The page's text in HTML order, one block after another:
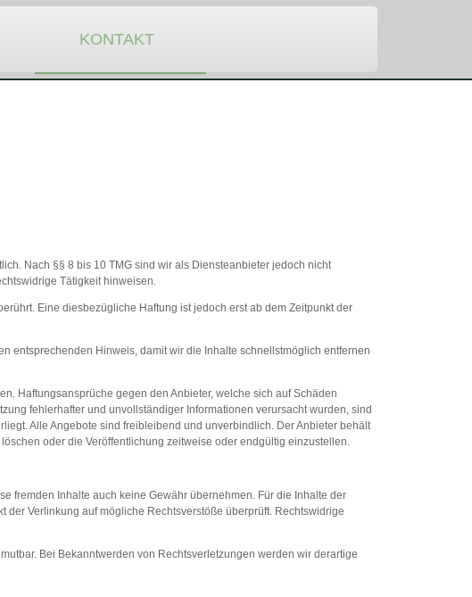
KONTAKT
Nach §§ 8 bis 10 TMG sind wir als Diensteanbieter jedoch nicht
Tätigkeit hinweisen.
Eine diesbezügliche Haftung ist jedoch erst ab dem Zeitpunkt der
entsprechenden Hinweis, damit wir die Inhalte schnellstmöglich entfernen
Haftungsansprüche gegen den Anbieter, welche sich auf Schäden
fehlerhafter und unvollständiger Informationen verursacht wurden, sind
Alle Angebote sind freibleibend und unverbindlich. Der Anbieter behält
oder die Veröffentlichung zeitweise oder endgültig einzustellen.
fremden Inhalte auch keine Gewähr übernehmen. Für die Inhalte der
Verlinkung auf mögliche Rechtsverstöße überprüft. Rechtswidrige
Bei Bekanntwerden von Rechtsverletzungen werden wir derartige